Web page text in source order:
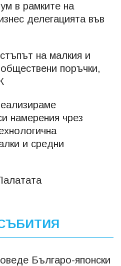
в рамките на
делегацията във
на малкия и
поръчки,
намерения чрез
и средни
Българо-японски